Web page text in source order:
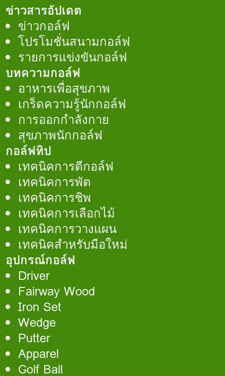
ข่าวสารอัปเดต
ข่าวกอล์ฟ
โปรโมชั่นสนามกอล์ฟ
รายการแข่งขันกอล์ฟ
บทความกอล์ฟ
อาหารเพื่อสุขภาพ
เกร็ดความรู้นักกอล์ฟ
การออกกำลังกาย
สุขภาพนักกอล์ฟ
กอล์ฟทิป
เทคนิคการตีกอล์ฟ
เทคนิคการพัต
เทคนิคการชิพ
เทคนิคการเลือกไม้
เทคนิคการวางแผน
เทคนิคสำหรับมือใหม่
อุปกรณ์กอล์ฟ
Driver
Fairway Wood
Iron Set
Wedge
Putter
Apparel
Golf Ball